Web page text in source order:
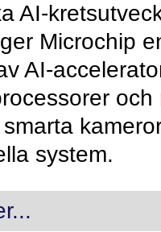
AI-
Microchip
AI-
och
system.